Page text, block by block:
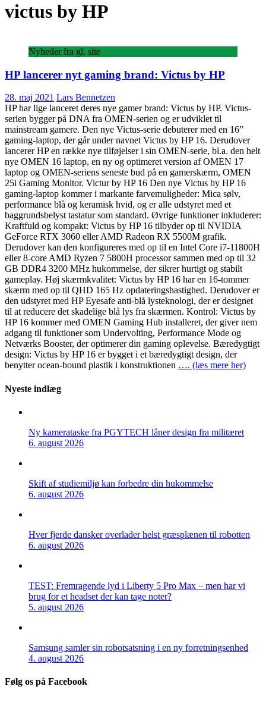
victus by HP
Nyheder fra gl. site
HP lancerer nyt gaming brand: Victus by HP
28. maj 2021 Lars Bennetzen
HP har lige lanceret deres nye gamer brand: Victus by HP. Victus-
serien bygger på DNA fra OMEN-serien og er udviklet til
mainstream gamere. Den nye Victus-serie debuterer med en 16”
gaming-laptop, der går under navnet Victus by HP 16. Derudover
lancerer HP en række nye tilføjelser i sin OMEN-serie, bl.a. den helt
nye OMEN 16 laptop, en ny og optimeret version af OMEN 17
laptop og OMEN-seriens seneste bud på en gamerskærm, OMEN
25i Gaming Monitor. Victur by HP 16 Den nye Victus by HP 16
gaming-laptop kommer i markante farvemuligheder: Mica sølv,
performance blå og keramisk hvid, og er alle udstyret med et
baggrundsbelyst tastatur som standard. Øvrige funktioner inkluderer:
Kraftfuld og kompakt: Victus by HP 16 tilbyder op til NVIDIA
GeForce RTX 3060 eller AMD Radeon RX 5500M grafik.
Derudover kan den konfigureres med op til en Intel Core i7-11800H
eller 8-core AMD Ryzen 7 5800H processor sammen med op til 32
GB DDR4 3200 MHz hukommelse, der sikrer hurtigt og stabilt
gameplay. Høj skærmkvalitet: Victus by HP 16 har en 16-tommer
skærm med op til QHD 165 Hz opdateringshastighed. Derudover er
den udstyret med HP Eyesafe anti-blå lysteknologi, der er designet
til at reducere det skadelige blå lys fra skærmen. Kontrol: Victus by
HP 16 kommer med OMEN Gaming Hub installeret, der giver nem
adgang til funktioner som Undervolting, Performance Mode og
Netværks Booster, der optimerer din gaming oplevelse. Bæredygtigt
design: Victus by HP 16 er bygget i et bæredygtigt design, der
benytter ocean-bound plastik i konstruktionen …. (læs mere her)
Nyeste indlæg
Ny kamerataske fra PGYTECH låner design fra militæret
6. august 2026
Skift af studiemiljø kan forbedre din hukommelse
6. august 2026
Hver fjerde dansker overlader helst græsplænen til robotten
6. august 2026
TEST: Fremragende lyd i Liberty 5 Pro Max – men har vi
brug for et headset der kan tage noter?
5. august 2026
Samsung samler sin robotsatsning i en ny forretningsenhed
4. august 2026
Følg os på Facebook